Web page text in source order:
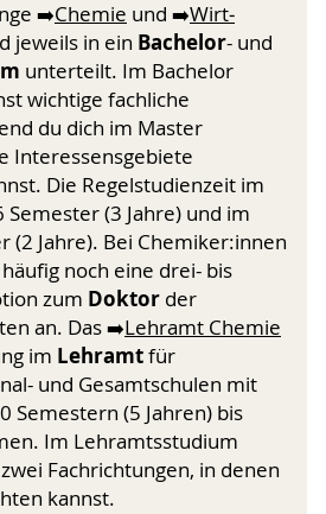
➡️Chemie und ➡️Wirt­
jeweils in ein Bachelor- und
unterteilt. Im Bachelor
wichtige fachliche
du dich im Master
Interessens­gebiete
Die Regelstudienzeit im
(3 Jahre) und im
(2 Jahre). Bei Chemiker­:innen
noch eine drei- bis
zum Doktor der
an. Das ➡️Lehramt Chemie
im Lehramtfür
und Gesamt­schulen mit
Semestern (5 Jahren) bis
Im Lehramts­studium
Fachrichtungen, in denen
kannst.